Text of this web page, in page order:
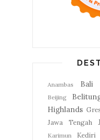
Anambas Bali
Beijing
Highlands
Jawa Tengah
Karimun Kediri